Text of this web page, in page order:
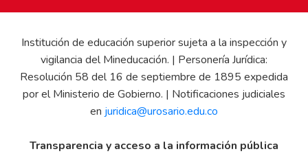
Institución de educación superior sujeta a la inspección y
vigilancia del Mineducación. | Personería Jurídica:
Resolución 58 del 16 de septiembre de 1895 expedida
por el Ministerio de Gobierno. | Notificaciones judiciales
en juridica@urosario.edu.co
Transparencia y acceso a la información pública